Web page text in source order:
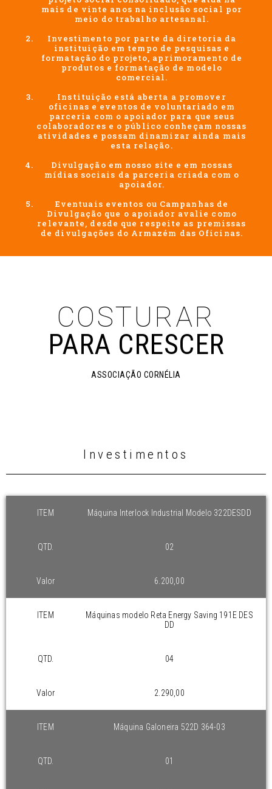
mais de vinte anos na inclusão social por
meio do trabalho artesanal.
Investimento por parte da diretoria da
instituição em tempo de pesquisas e
formatação do projeto, aprimoramento de
produtos e formatação de modelo
comercial.
Instituição está aberta a promover
oficinas e eventos de voluntariado em
parceria com o apoiador para que seus
colaboradores e o público conheçam nossas
atividades e possam dinamizar ainda mais
esta relação.
Divulgação em nosso site e em nossas
mídias sociais da parceria criada com o
apoiador.
Eventuais eventos ou Campanhas de
Divulgação que o apoiador avalie como
relevante, desde que respeite as premissas
de divulgações do Armazém das Oficinas.
COSTURAR
PARA CRESCER
ASSOCIAÇÃO CORNÉLIA
Investimentos
ITEM Máquina Interlock Industrial Modelo 322DESDD
QTD. 02
Valor 6.200,00
ITEM
Máquinas modelo Reta Energy Saving 191E DES
DD
QTD. 04
Valor 2.290,00
ITEM Máquina Galoneira 522D 364-03
QTD. 01